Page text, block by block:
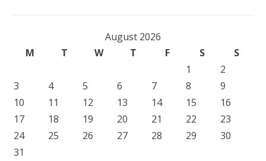
August 2026
M
T W T F S
S
1
2
3
4 5 6 7 8
9
10
11 12 13 14 15
16
17
18 19 20 21 22
23
24
25 26 27 28 29
30
31